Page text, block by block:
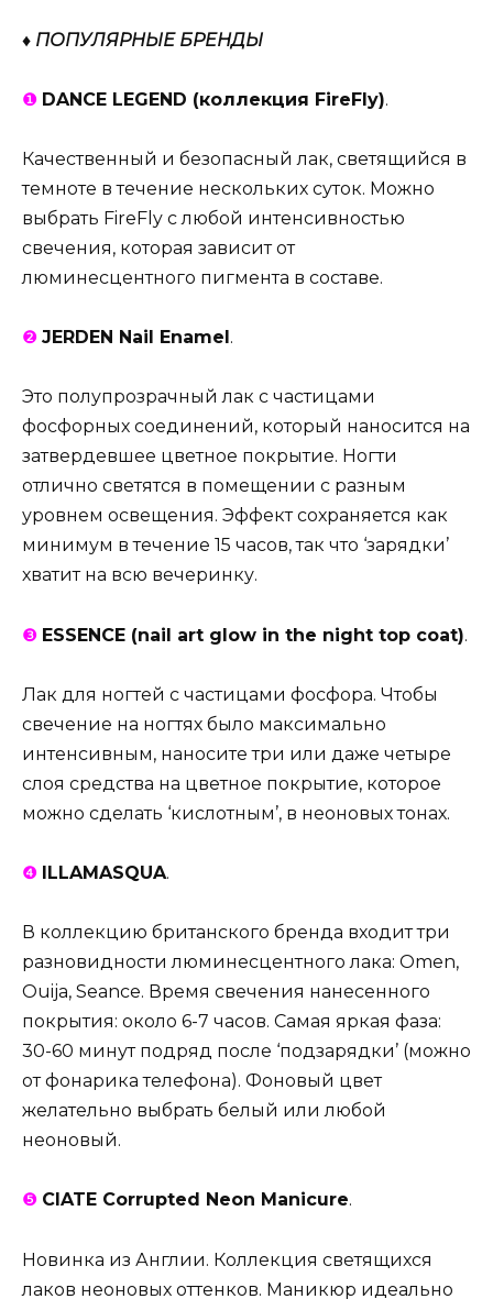
♦ ПОПУЛЯРНЫЕ БРЕНДЫ
❶ DANCE LEGEND (коллекция FireFly).
Качественный и безопасный лак, светящийся в
темноте в течение нескольких суток. Можно
выбрать FireFly с любой интенсивностью
свечения, которая зависит от
люминесцентного пигмента в составе.
❷ JERDEN Nail Enamel .
Это полупрозрачный лак с частицами
фосфорных соединений, который наносится на
затвердевшее цветное покрытие. Ногти
отлично светятся в помещении с разным
уровнем освещения. Эффект сохраняется как
минимум в течение 15 часов, так что ‘зарядки’
хватит на всю вечеринку.
❸ ESSENCE (nail art glow in the night top coat).
Лак для ногтей с частицами фосфора. Чтобы
свечение на ногтях было максимально
интенсивным, наносите три или даже четыре
слоя средства на цветное покрытие, которое
можно сделать ‘кислотным’, в неоновых тонах.
❹ ILLAMASQUA.
В коллекцию британского бренда входит три
разновидности люминесцентного лака: Omen,
Ouija, Seance. Время свечения нанесенного
покрытия: около 6-7 часов. Самая яркая фаза:
30-60 минут подряд после ‘подзарядки’ (можно
от фонарика телефона). Фоновый цвет
желательно выбрать белый или любой
неоновый.
❺ CIATE Corrupted Neon Manicure.
Новинка из Англии. Коллекция светящихся
лаков неоновых оттенков. Маникюр идеально